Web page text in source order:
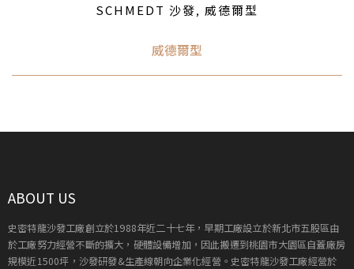
SCHMEDT 沙發, 威德爾型
威德爾型
ABOUT US
史密特龍沙發工廠創立於1988年近二十七年，早期工廠設立於新北市五股區由
於工廠努力經營不斷的擴大，硬體設備增加，因此搬遷到桃園市大園區自蓋廠房
規模近1500坪，沙發研發&生產線朝向企業化經營。史密特龍沙發工廠經營於